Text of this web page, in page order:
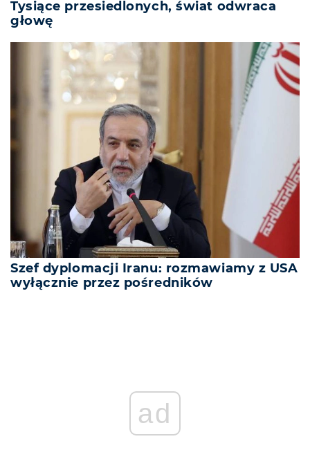
Tysiące przesiedlonych, świat odwraca
głowę
Szef dyplomacji Iranu: rozmawiamy z USA
wyłącznie przez pośredników
ad